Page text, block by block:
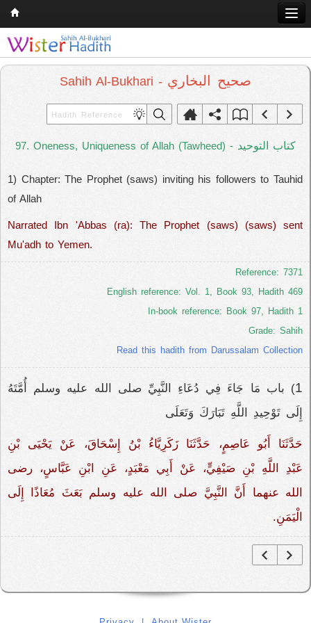
Home
Hadith
Comparative Religion
Sahih Al-Bukhari - صحيح البخاري
97. Oneness, Uniqueness of Allah (Tawheed) - كتاب التوحيد
1) Chapter: The Prophet (saws) inviting his followers to Tauhid
of Allah
Narrated Ibn 'Abbas (ra): The Prophet (saws) (saws) sent
Mu'adh to Yemen.
Reference: 7371
English reference: Vol. 1, Book 93, Hadith 469
In-book reference: Book 97, Hadith 1
Grade: Sahih
Read this hadith from Darussalam Collection
1) باب مَا جَاءَ فِي دُعَاءِ النَّبِيِّ صلى الله عليه وسلم أُمَّتَهُ
إِلَى تَوْحِيدِ اللَّهِ تَبَارَكَ وَتَعَلَى
حَدَّثَنَا أَبُو عَاصِمٍ، حَدَّثَنَا زَكَرِيَّاءُ بْنُ إِسْحَاقَ، عَنْ يَحْيَى بْنِ
عَبْدِ اللَّهِ بْنِ صَيْفِيٍّ، عَنْ أَبِي مَعْبَدٍ، عَنِ ابْنِ عَبَّاسٍ، رضى
الله عنهما أَنَّ النَّبِيَّ صلى الله عليه وسلم بَعَثَ مُعَاذًا إِلَى
الْيَمَنِ‏.‏